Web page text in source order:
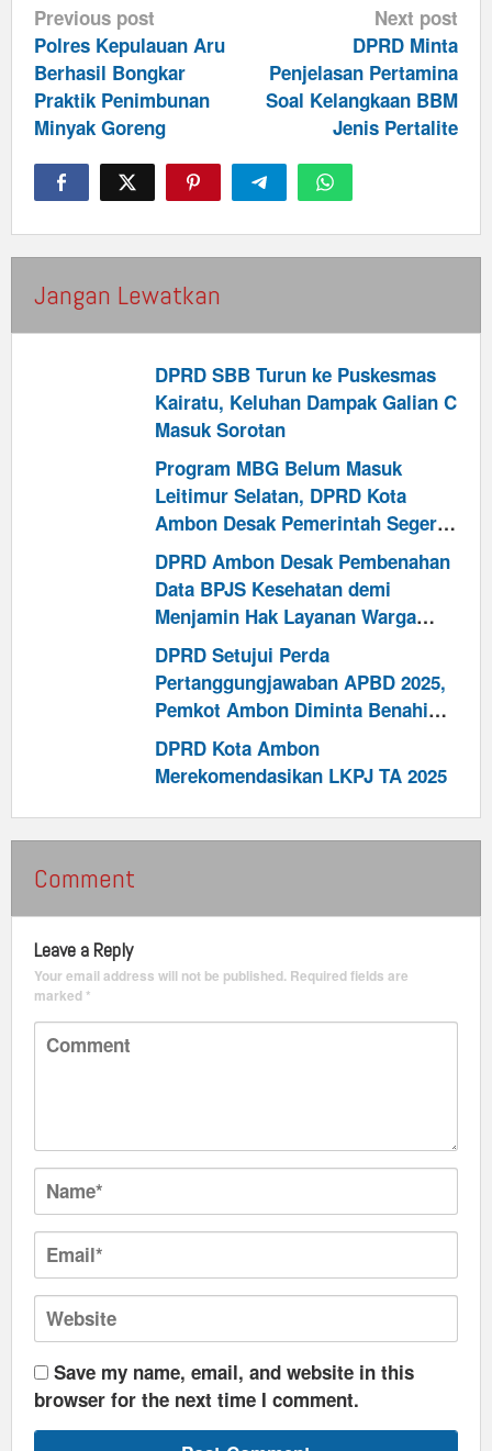
Post
navigation
Previous post
Polres Kepulauan Aru
Berhasil Bongkar
Praktik Penimbunan
Minyak Goreng
Next post
DPRD Minta
Penjelasan Pertamina
Soal Kelangkaan BBM
Jenis Pertalite
Jangan Lewatkan
DPRD SBB Turun ke Puskesmas
Kairatu, Keluhan Dampak Galian C
Masuk Sorotan
Program MBG Belum Masuk
Leitimur Selatan, DPRD Kota
Ambon Desak Pemerintah Segera
Cari Solusi
DPRD Ambon Desak Pembenahan
Data BPJS Kesehatan demi
Menjamin Hak Layanan Warga
Kurang Mampu
DPRD Setujui Perda
Pertanggungjawaban APBD 2025,
Pemkot Ambon Diminta Benahi
Retribusi dan Perkuat Kinerja
Pendapatan
DPRD Kota Ambon
Merekomendasikan LKPJ TA 2025
Comment
Leave a Reply
Your email address will not be published. Required fields are
marked*
Save my name, email, and website in this
browser for the next time I comment.